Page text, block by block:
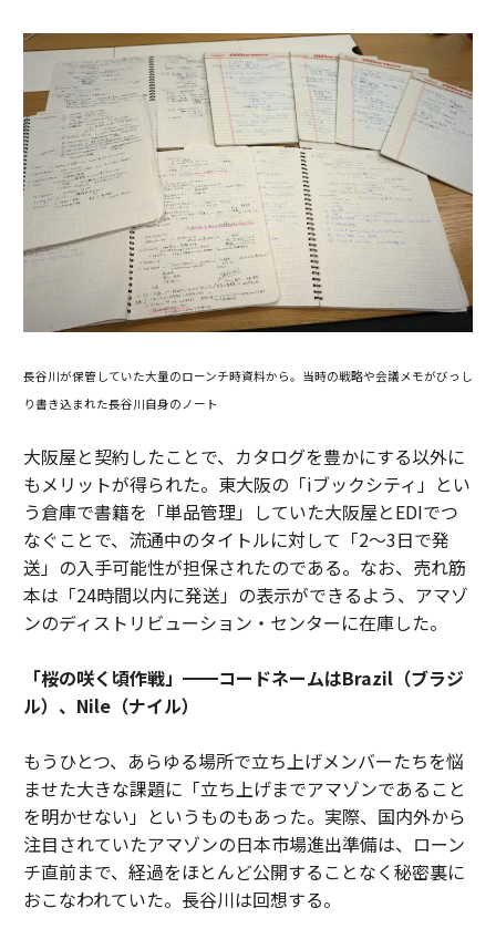
長谷川が保管していた大量のローンチ時資料から。当時の戦略や会議メモがびっし
り書き込まれた長谷川自身のノート
大阪屋と契約したことで、カタログを豊かにする以外に
もメリットが得られた。東大阪の「iブックシティ」とい
う倉庫で書籍を「単品管理」していた大阪屋とEDIでつ
なぐことで、流通中のタイトルに対して「2～3日で発
送」の入手可能性が担保されたのである。なお、売れ筋
本は「24時間以内に発送」の表示ができるよう、アマゾ
ンのディストリビューション・センターに在庫した。
「桜の咲く頃作戦」━━コードネームはBrazil（ブラジ
ル）、Nile（ナイル）
もうひとつ、あらゆる場所で立ち上げメンバーたちを悩
ませた大きな課題に「立ち上げまでアマゾンであること
を明かせない」というものもあった。実際、国内外から
注目されていたアマゾンの日本市場進出準備は、ローン
チ直前まで、経過をほとんど公開することなく秘密裏に
おこなわれていた。長谷川は回想する。